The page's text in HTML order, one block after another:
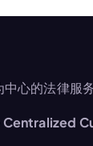
心的法律服